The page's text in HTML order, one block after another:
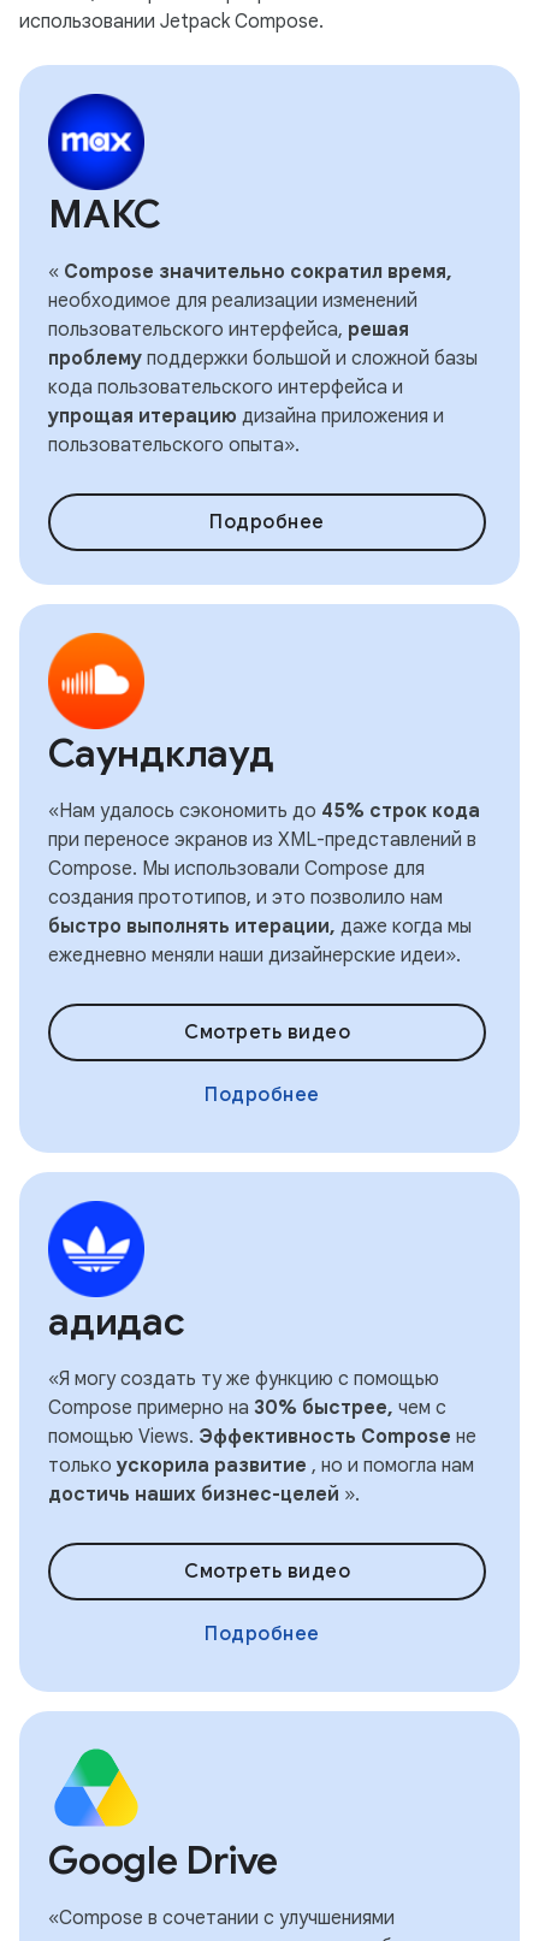
использовании Jetpack Compose.
МАКС
« Compose значительно сократил время,
необходимое для реализации изменений
пользовательского интерфейса, решая
проблему поддержки большой и сложной базы
кода пользовательского интерфейса и
упрощая итерацию дизайна приложения и
пользовательского опыта».
Подробнее
Саундклауд
«Нам удалось сэкономить до 45% строк кода
при переносе экранов из XML-представлений в
Compose. Мы использовали Compose для
создания прототипов, и это позволило нам
быстро выполнять итерации, даже когда мы
ежедневно меняли наши дизайнерские идеи».
Смотреть видео
Подробнее
адидас
«Я могу создать ту же функцию с помощью
Compose примерно на 30% быстрее, чем с
помощью Views. Эффективность Compose не
только ускорила развитие , но и помогла нам
достичь наших бизнес-целей ».
Смотреть видео
Подробнее
Google Drive
«Compose в сочетании с улучшениями